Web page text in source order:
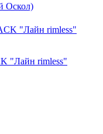
Оскол)
"Лайн rimless"